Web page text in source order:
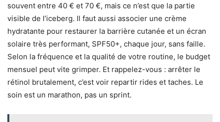
souvent entre 40 € et 70 €, mais ce n’est que la partie
visible de l’iceberg. Il faut aussi associer une crème
hydratante pour restaurer la barrière cutanée et un écran
solaire très performant, SPF50+, chaque jour, sans faille.
Selon la fréquence et la qualité de votre routine, le budget
mensuel peut vite grimper. Et rappelez-vous : arrêter le
rétinol brutalement, c’est voir repartir rides et taches. Le
soin est un marathon, pas un sprint.